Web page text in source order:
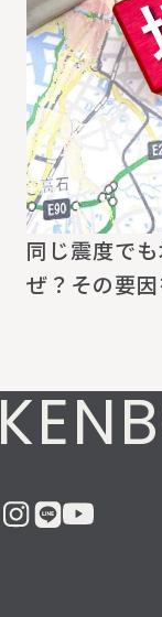
同じ震度で
ぜ？その要